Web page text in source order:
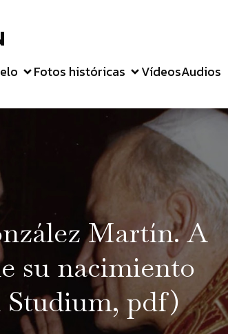
Fotos históricas VídeosAudios
Martín. A
su nacimiento
pdf)